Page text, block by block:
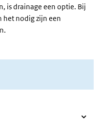
is drainage een optie. Bij
het nodig zijn een